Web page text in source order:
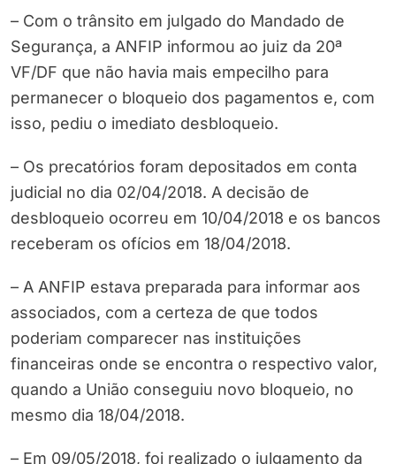
– Com o trânsito em julgado do Mandado de
Segurança, a ANFIP informou ao juiz da 20ª
VF/DF que não havia mais empecilho para
permanecer o bloqueio dos pagamentos e, com
isso, pediu o imediato desbloqueio.
– Os precatórios foram depositados em conta
judicial no dia 02/04/2018. A decisão de
desbloqueio ocorreu em 10/04/2018 e os bancos
receberam os ofícios em 18/04/2018.
– A ANFIP estava preparada para informar aos
associados, com a certeza de que todos
poderiam comparecer nas instituições
financeiras onde se encontra o respectivo valor,
quando a União conseguiu novo bloqueio, no
mesmo dia 18/04/2018.
– Em 09/05/2018, foi realizado o julgamento da